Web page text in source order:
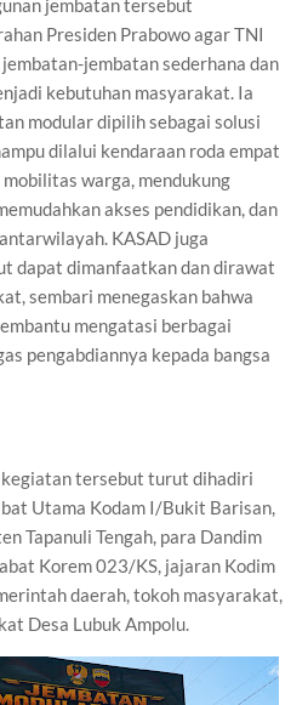
jembatan tersebut
Presiden Prabowo agar TNI
jembatan sederhana dan
kebutuhan masyarakat. Ia
modular dipilih sebagai solusi
dilalui kendaraan roda empat
warga, mendukung
akses pendidikan, dan
KASAD juga
dapat dimanfaatkan dan dirawat
sembari menegaskan bahwa
mengatasi berbagai
pengabdiannya kepada bangsa
kegiatan tersebut turut dihadiri
Utama Kodam I/Bukit Barisan,
Tapanuli Tengah, para Dandim
Korem 023/KS, jajaran Kodim
daerah, tokoh masyarakat,
Desa Lubuk Ampolu.